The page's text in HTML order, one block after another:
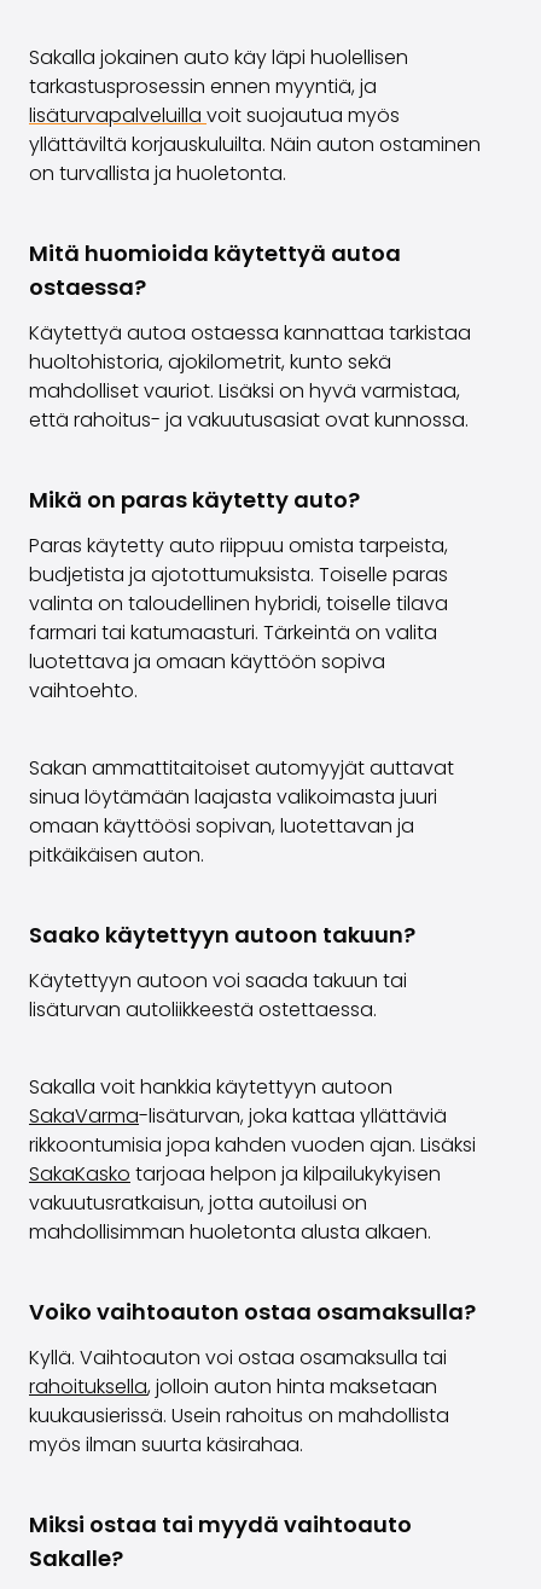
Sakalla jokainen auto käy läpi huolellisen
tarkastusprosessin ennen myyntiä, ja
lisäturvapalveluilla voit suojautua myös
yllättäviltä korjauskuluilta. Näin auton ostaminen
on turvallista ja huoletonta.
Mitä huomioida käytettyä autoa
ostaessa?
Käytettyä autoa ostaessa kannattaa tarkistaa
huoltohistoria, ajokilometrit, kunto sekä
mahdolliset vauriot. Lisäksi on hyvä varmistaa,
että rahoitus- ja vakuutusasiat ovat kunnossa.
Mikä on paras käytetty auto?
Paras käytetty auto riippuu omista tarpeista,
budjetista ja ajotottumuksista. Toiselle paras
valinta on taloudellinen hybridi, toiselle tilava
farmari tai katumaasturi. Tärkeintä on valita
luotettava ja omaan käyttöön sopiva
vaihtoehto.
Sakan ammattitaitoiset automyyjät auttavat
sinua löytämään laajasta valikoimasta juuri
omaan käyttöösi sopivan, luotettavan ja
pitkäikäisen auton.
Saako käytettyyn autoon takuun?
Käytettyyn autoon voi saada takuun tai
lisäturvan autoliikkeestä ostettaessa.
Sakalla voit hankkia käytettyyn autoon
SakaVarma-lisäturvan, joka kattaa yllättäviä
rikkoontumisia jopa kahden vuoden ajan. Lisäksi
SakaKasko tarjoaa helpon ja kilpailukykyisen
vakuutusratkaisun, jotta autoilusi on
mahdollisimman huoletonta alusta alkaen.
Voiko vaihtoauton ostaa osamaksulla?
Kyllä. Vaihtoauton voi ostaa osamaksulla tai
rahoituksella, jolloin auton hinta maksetaan
kuukausierissä. Usein rahoitus on mahdollista
myös ilman suurta käsirahaa.
Miksi ostaa tai myydä vaihtoauto
Sakalle?